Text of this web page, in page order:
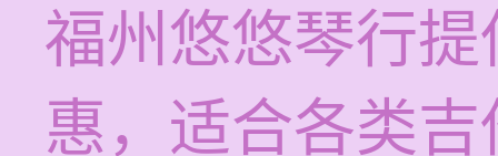
福州悠悠琴行
惠，适合各类